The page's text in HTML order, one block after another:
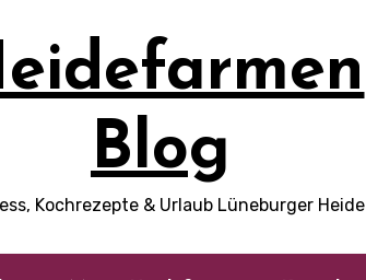
Blog
Kochrezepte & Urlaub Lüneburger Heide